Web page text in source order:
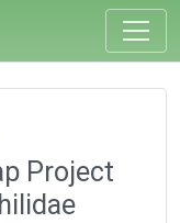
Project